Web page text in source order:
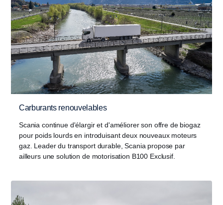
Carburants renouvelables
Scania continue d'élargir et d'améliorer son offre de biogaz
pour poids lourds en introduisant deux nouveaux moteurs
gaz. Leader du transport durable, Scania propose par
ailleurs une solution de motorisation B100 Exclusif.